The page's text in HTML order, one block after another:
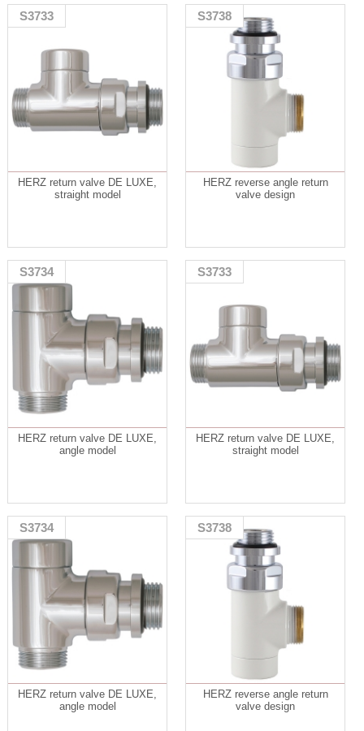
S3733
HERZ return valve DE LUXE,
straight model
S3738
HERZ reverse angle return
valve design
S3734
HERZ return valve DE LUXE,
angle model
S3733
HERZ return valve DE LUXE,
straight model
S3734
HERZ return valve DE LUXE,
angle model
S3738
HERZ reverse angle return
valve design